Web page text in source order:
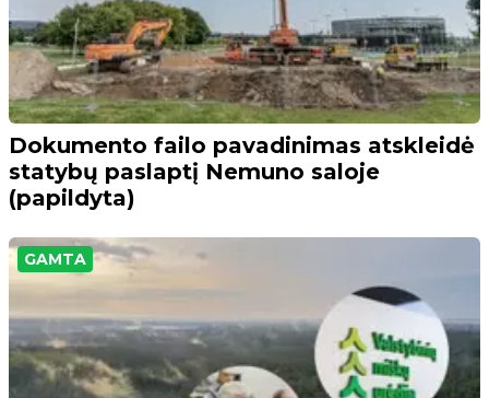
Dokumento failo pavadinimas atskleidė
statybų paslaptį Nemuno saloje
(papildyta)
GAMTA